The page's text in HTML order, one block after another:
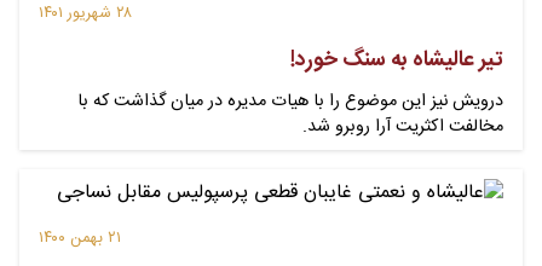
۲۸ شهریور ۱۴۰۱
تیر عالیشاه به سنگ خورد!
درویش نیز این موضوع را با هیات مدیره در میان گذاشت که با
مخالفت اکثریت آرا روبرو شد.
۲۱ بهمن ۱۴۰۰